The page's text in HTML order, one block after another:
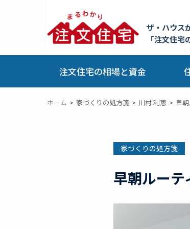
ザ・ハウス
「注文住宅
注文住宅の相場と資金
ホーム 家づくりの処方箋 川村 利恵 早
家づくりの処方箋
早朝ルー